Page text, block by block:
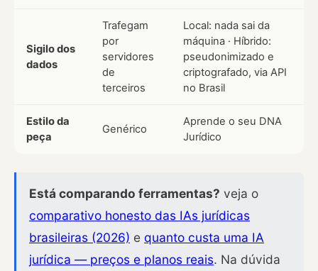
Sigilo dos
dados
Trafegam
por
servidores
de
terceiros
Local: nada sai da
máquina · Híbrido:
pseudonimizado e
criptografado, via API
no Brasil
Estilo da
peça
Genérico
Aprende o seu DNA
Jurídico
Está comparando ferramentas? veja o
comparativo honesto das IAs jurídicas
brasileiras (2026) e quanto custa uma IA
jurídica — preços e planos reais. Na dúvida